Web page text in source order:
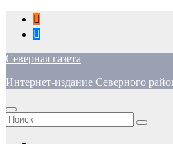
Перейти
содержимому
Северная газета
Интернет-издание Северного